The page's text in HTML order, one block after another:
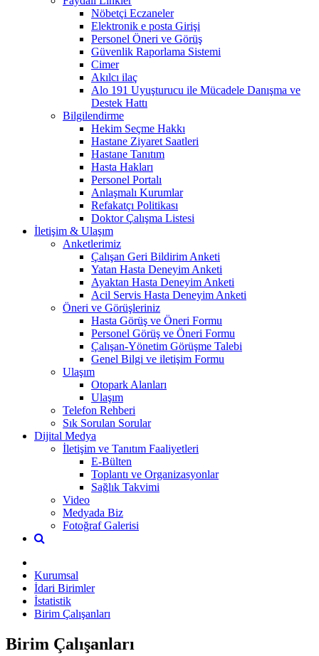
Nöbetçi Eczaneler
Elektronik e posta Girişi
Personel Öneri ve Görüş
Güvenlik Raporlama Sistemi
Cimer
Akılcı ilaç
Alo 191 Uyuşturucu ile Mücadele Danışma ve
Destek Hattı
Bilgilendirme
Hekim Seçme Hakkı
Hastane Ziyaret Saatleri
Hastane Tanıtım
Hasta Hakları
Personel Portalı
Anlaşmalı Kurumlar
Refakatçı Politikası
Doktor Çalışma Listesi
İletişim & Ulaşım
Anketlerimiz
Çalışan Geri Bildirim Anketi
Yatan Hasta Deneyim Anketi
Ayaktan Hasta Deneyim Anketi
Acil Servis Hasta Deneyim Anketi
Öneri ve Görüşleriniz
Hasta Görüş ve Öneri Formu
Personel Görüş ve Öneri Formu
Çalışan-Yönetim Görüşme Talebi
Genel Bilgi ve iletişim Formu
Ulaşım
Otopark Alanları
Ulaşım
Telefon Rehberi
Sık Sorulan Sorular
Dijital Medya
İletişim ve Tanıtım Faaliyetleri
E-Bülten
Toplantı ve Organizasyonlar
Sağlık Takvimi
Video
Medyada Biz
Fotoğraf Galerisi
Kurumsal
İdari Birimler
İstatistik
Birim Çalışanları
Birim Çalışanları